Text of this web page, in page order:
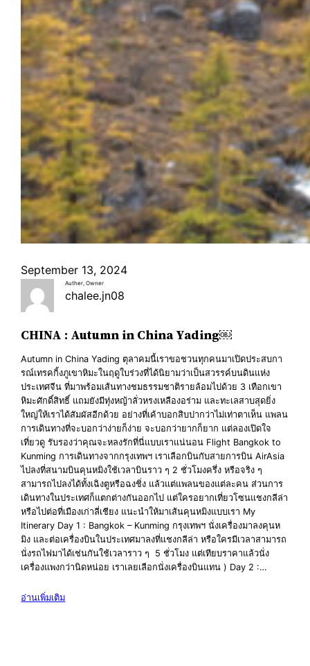
September 13, 2024
Auther, Owner
chalee.jn08
CHINA : Autumn in China Yading￼
Autumn in China Yading ตุลาคมนี้เราขอชวนทุกคนมาเปิดประสบกา
รณ์เทรคกิ้งภูเขาหิมะในฤดูใบร่วงที่ได้นิยามว่าเป็นสวรรค์บนดินแห่ง
ประเทศจีน ที่มาพร้อมเส้นทางชมธรรมชาติรายล้อมไปด้วย 3 เทือกเขา
หิมะศักดิ์สิทธิ์ แถมยังมีทุ่งหญ้าลั่วหรงเหลืองอร่าม และทะเลสาบสุดยิ่ง
ใหญ่ให้เราได้สัมผัสอีกด้วย อย่างที่เค้าบอกสิบปากว่าไม่เท่าตาเห็น แพลน
การเดินทางที่จะบอกว่าง่ายก็ง่าย จะบอกว่ายากก็ยาก แต่ลองเปิดใจ
เที่ยวดู รับรองว่าคุณจะหลงรักที่นี่แบบเราแน่นอน Flight Bangkok to
Kunming การเดินทางจากกรุงเทพฯ เราเลือกบินกับสายการบิน AirAsia
ไปลงที่สนามบินคุนหมิงใช้เวลาบินราว ๆ 2 ชั่วโมงครึ่ง หรือจริง ๆ
สามารถไปลงได้ทั้งเฉิงตูหรือฉงชิ่ง แล้วแต่แพลนของแต่ละคน ส่วนการ
เดินทางในประเทศก็แตกต่างกันออกไป แต่ใครอยากเที่ยวโซนแชงกลีล่า
หรือไปต่อที่เมืองเก่าลี่เชียง แนะนำให้มาเส้นคุนหมิงแบบเรา My
Itinerary Day 1 : Bangkok – Kunming กรุงเทพฯ นั่งเครื่องมาลงคุนห
มิง และต่อเครื่องบินในประเทศมาลงที่แชงกลีล่า หรือใครมีเวลาสามารถ
นั่งรถไฟมาได้เช่นกันใช้เวลาราว ๆ 5 ชั่วโมง แต่เทียบราคาแล้วนั่ง
เครื่องแพงกว่านิดหน่อย เราเลยเลือกนั่งเครื่องบินแทน ) Day 2 :…
อ่านเพิ่มเติม